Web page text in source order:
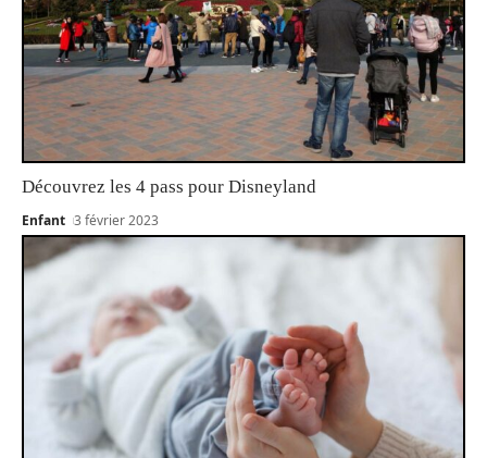
Découvrez les 4 pass pour Disneyland
Enfant 3 février 2023